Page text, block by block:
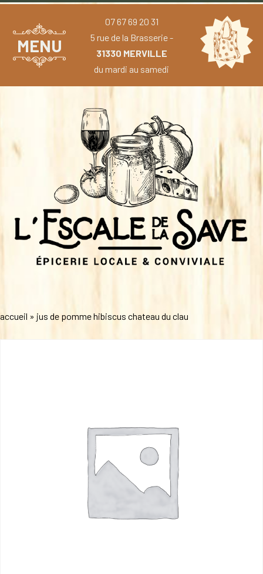
MENU
07 67 69 20 31
5 rue de la Brasserie -
31330 MERVILLE
du mardi au samedi
accueil » jus de pomme hibiscus chateau du clau